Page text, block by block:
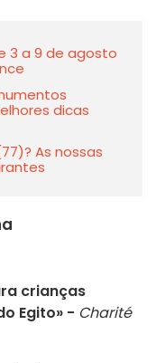
3 a 9 de agosto
dicas
As nossas
crianças
Egito» - Charité